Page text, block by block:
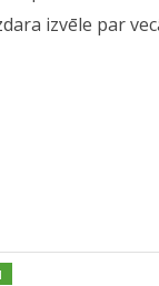
izvēle par